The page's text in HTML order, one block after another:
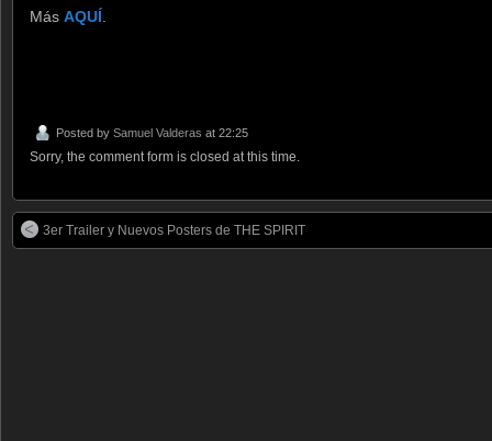
Más AQUÍ
Posted by Samuel Valderas at 22:25
Sorry, the comment form is closed at this time.
3er Trailer y Nuevos Posters de THE SPIRIT